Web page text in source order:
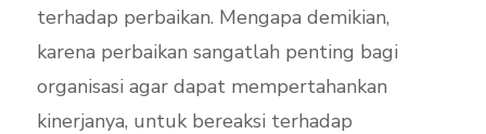
terhadap perbaikan. Mengapa demikian,
karena perbaikan sangatlah penting bagi
organisasi agar dapat mempertahankan
kinerjanya, untuk bereaksi terhadap